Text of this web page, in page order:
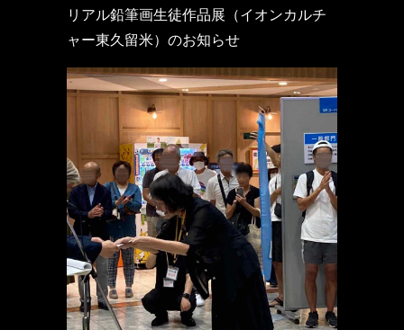
リアル鉛筆画生徒作品展（イオンカルチ
ャー東久留米）のお知らせ